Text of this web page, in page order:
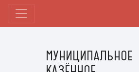
МУНИЦИПАЛЬНОЕ